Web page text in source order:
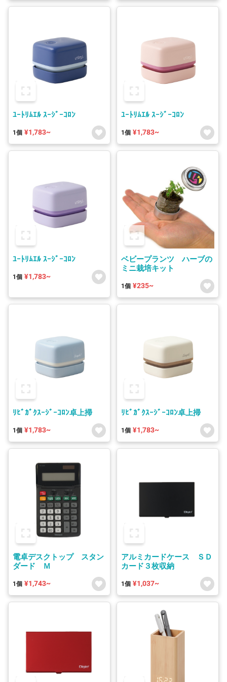
ﾕｰﾄﾘﾑｴﾙ ｽｰｼﾞｰｺﾛﾝ
1個 ¥1,783~
ﾕｰﾄﾘﾑｴﾙ ｽｰｼﾞｰｺﾛﾝ
1個 ¥1,783~
ﾕｰﾄﾘﾑｴﾙ ｽｰｼﾞｰｺﾛﾝ
1個 ¥1,783~
ベビープランツ ハーブの
ミニ栽培キット
1個 ¥235~
ﾘﾋﾞｶﾞｸｽｰｼﾞｰｺﾛﾝ卓上掃
1個 ¥1,783~
ﾘﾋﾞｶﾞｸｽｰｼﾞｰｺﾛﾝ卓上掃
1個 ¥1,783~
電卓デスクトップ スタン
ダード Ｍ
1個 ¥1,743~
アルミカードケース ＳＤ
カード３枚収納
1個 ¥1,037~